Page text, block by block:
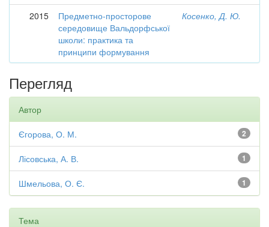
2015
Предметно-просторове
середовище Вальдорфської
школи: практика та
принципи формування
Косенко, Д. Ю.
Перегляд
Автор
2
Єгорова, О. М.
1
Лісовська, А. В.
1
Шмельова, О. Є.
Тема